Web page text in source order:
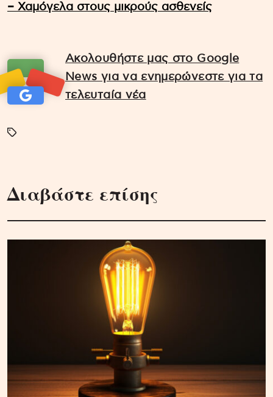
– Χαμόγελα στους μικρούς ασθενείς
Ακολουθήστε μας στο Google
News για να ενημερώνεστε για τα
τελευταία νέα
Διαβάστε επίσης